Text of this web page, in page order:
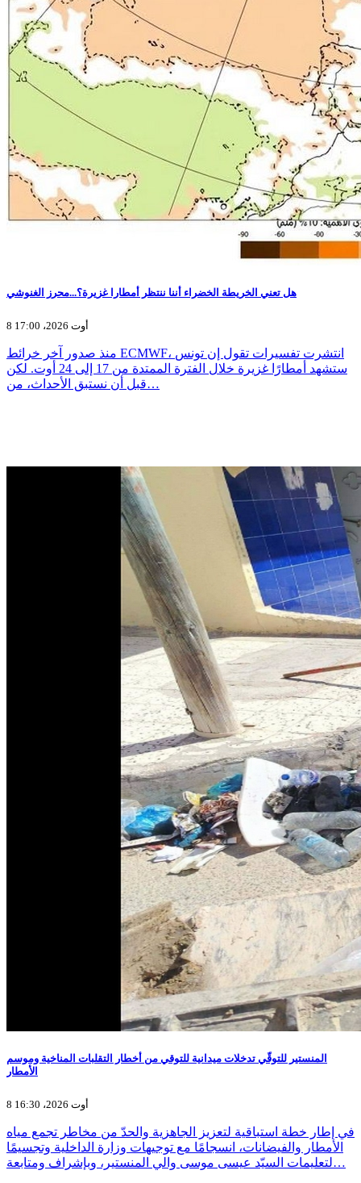
هل تعني الخريطة الخضراء أننا ننتظر أمطارا غزيرة؟...محرز الغنوشي
8 أوت 2026، 17:00
منذ صدور آخر خرائط ECMWF، انتشرت تفسيرات تقول إن تونس
ستشهد أمطارًا غزيرة خلال الفترة الممتدة من 17 إلى 24 أوت. لكن
قبل أن نستبق الأحداث، من…
المنستير للتوقّي تدخلات ميدانية للتوقي من أخطار التقلبات المناخية وموسم
الأمطار
8 أوت 2026، 16:30
في إطار خطة استباقية لتعزيز الجاهزية والحدّ من مخاطر تجمع مياه
الأمطار والفيضانات، انسجامًا مع توجيهات وزارة الداخلية وتجسيمًا
لتعليمات السيّد عيسى موسى والي المنستير، وبإشراف ومتابعة…